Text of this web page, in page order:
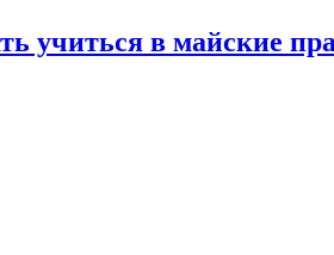
учиться в майские